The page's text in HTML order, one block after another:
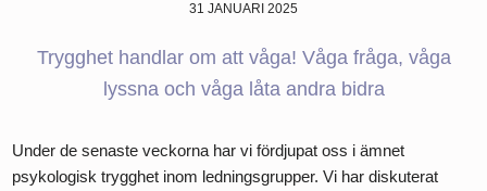
31 JANUARI 2025
Trygghet handlar om att våga! Våga fråga, våga
lyssna och våga låta andra bidra
Under de senaste veckorna har vi fördjupat oss i ämnet
psykologisk trygghet inom ledningsgrupper. Vi har diskuterat